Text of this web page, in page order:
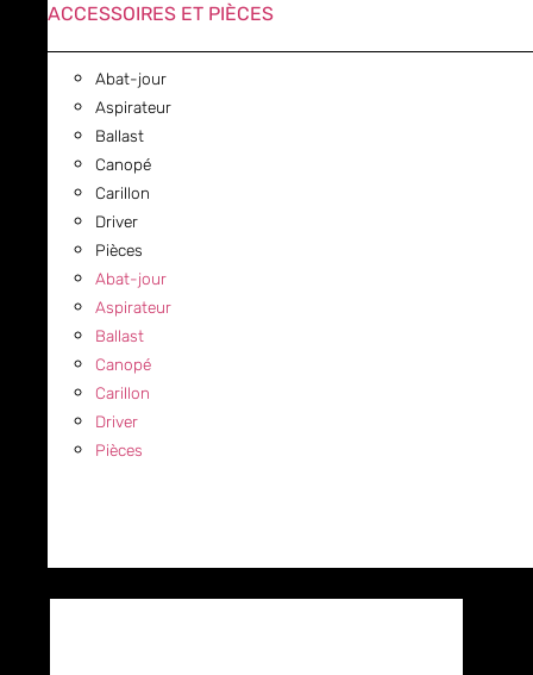
ACCESSOIRES ET PIÈCES
Abat-jour
Aspirateur
Ballast
Canopé
Carillon
Driver
Pièces
Abat-jour
Aspirateur
Ballast
Canopé
Carillon
Driver
Pièces